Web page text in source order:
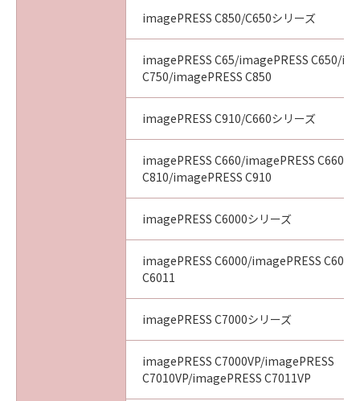
imagePRESS C850/C650シリーズ
imagePRESS C65/imagePRESS C650/
C750/imagePRESS C850
imagePRESS C910/C660シリーズ
imagePRESS C660/imagePRESS
C810/imagePRESS C910
imagePRESS C6000シリーズ
imagePRESS C6000/imagePRESS
C6011
imagePRESS C7000シリーズ
imagePRESS C7000VP/imagePRESS
C7010VP/imagePRESS C7011VP